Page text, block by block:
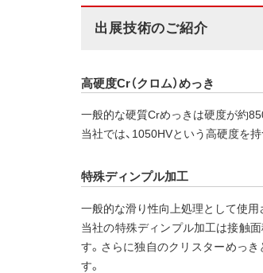
出展技術のご紹介
高硬度Cr（クロム）めっき
一般的な硬質Crめっきは硬度が約
当社では、1050HVという高硬度を
特殊ディンプル加工
一般的な滑り性向上処理として使用
当社の特殊ディンプル加工は接触
す。さらに独自のクリスターめっ
す。